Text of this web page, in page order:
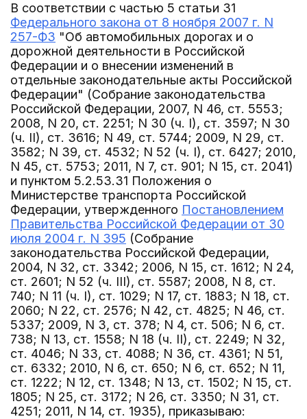
В соответствии с частью 5 статьи 31
Федерального закона от 8 ноября 2007 г. N
257-ФЗ "Об автомобильных дорогах и о
дорожной деятельности в Российской
Федерации и о внесении изменений в
отдельные законодательные акты Российской
Федерации" (Собрание законодательства
Российской Федерации, 2007, N 46, ст. 5553;
2008, N 20, ст. 2251; N 30 (ч. I), ст. 3597; N 30
(ч. II), ст. 3616; N 49, ст. 5744; 2009, N 29, ст.
3582; N 39, ст. 4532; N 52 (ч. I), ст. 6427; 2010,
N 45, ст. 5753; 2011, N 7, ст. 901; N 15, ст. 2041)
и пунктом 5.2.53.31 Положения о
Министерстве транспорта Российской
Федерации, утвержденного Постановлением
Правительства Российской Федерации от 30
июля 2004 г. N 395 (Собрание
законодательства Российской Федерации,
2004, N 32, ст. 3342; 2006, N 15, ст. 1612; N 24,
ст. 2601; N 52 (ч. III), ст. 5587; 2008, N 8, ст.
740; N 11 (ч. I), ст. 1029; N 17, ст. 1883; N 18, ст.
2060; N 22, ст. 2576; N 42, ст. 4825; N 46, ст.
5337; 2009, N 3, ст. 378; N 4, ст. 506; N 6, ст.
738; N 13, ст. 1558; N 18 (ч. II), ст. 2249; N 32,
ст. 4046; N 33, ст. 4088; N 36, ст. 4361; N 51,
ст. 6332; 2010, N 6, ст. 650; N 6, ст. 652; N 11,
ст. 1222; N 12, ст. 1348; N 13, ст. 1502; N 15, ст.
1805; N 25, ст. 3172; N 26, ст. 3350; N 31, ст.
4251; 2011, N 14, ст. 1935), приказываю: